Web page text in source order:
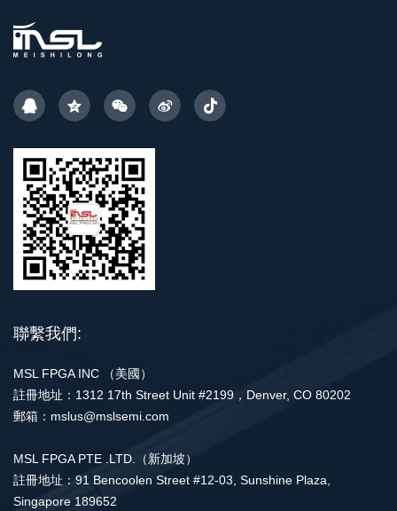
聯繫我們:
MSL FPGA INC （美國）
註冊地址：1312 17th Street Unit #2199，Denver, CO 80202
郵箱：mslus@mslsemi.com
MSL FPGA PTE .LTD.（新加坡）
註冊地址：91 Bencoolen Street #12-03, Sunshine Plaza,
Singapore 189652